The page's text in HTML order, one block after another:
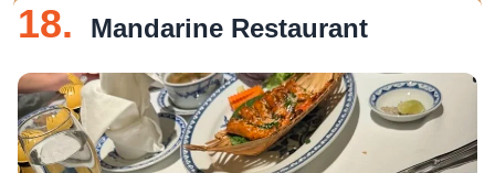
18. Mandarine Restaurant